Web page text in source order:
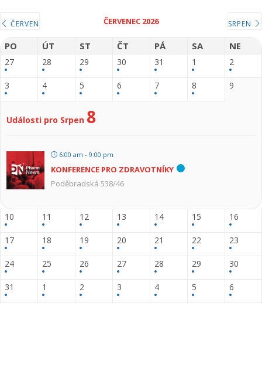
ČERVEN ČERVENEC 2026 SRPEN
PO ÚT ST ČT PÁ SA NE
27 28 29 30 31 1 2
3 4 5 6 7 8 9
Události pro Srpen 8
6:00 am - 9:00 pm
KONFERENCE PRO ZDRAVOTNÍKY
Poděbradská 538/46
10 11 12 13 14 15 16
17 18 19 20 21 22 23
24 25 26 27 28 29 30
31 1 2 3 4 5 6